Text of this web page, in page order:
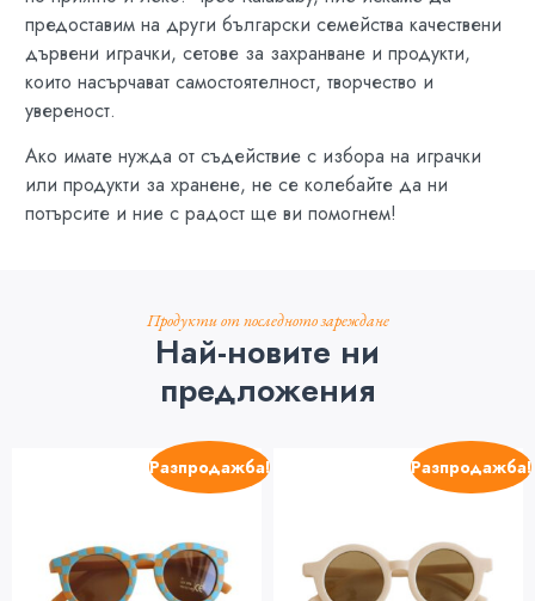
предоставим на други български семейства качествени
дървени играчки, сетове за захранване и продукти,
които насърчават самостоятелност, творчество и
увереност.
Ако имате нужда от съдействие с избора на играчки
или продукти за хранене, не се колебайте да ни
потърсите и ние с радост ще ви помогнем!
Продукти от последното зареждане
Най-новите ни
предложения
Разпродажба! Разпродажба!